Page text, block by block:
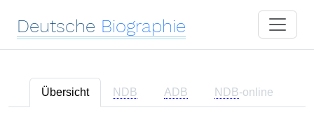
Deutsche Biographie
Übersicht NDB ADB NDB-online